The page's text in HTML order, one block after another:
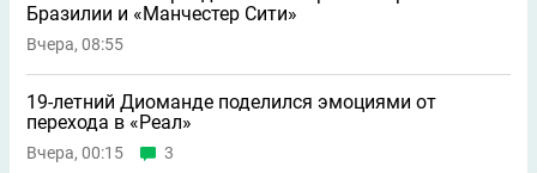
Бразилии и «Манчестер Сити»
Вчера, 08:55
19-летний Диоманде поделился эмоциями от
перехода в «Реал»
Вчера, 00:15 3